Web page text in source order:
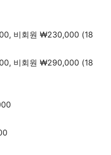
비회원 ₩230,000 (18
비회원 ₩290,000 (18